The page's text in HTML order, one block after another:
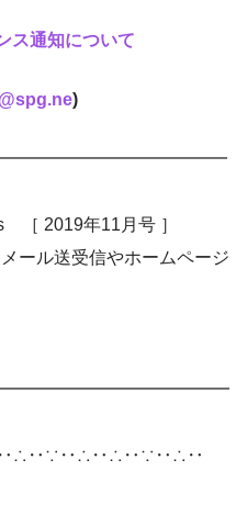
ス通知について
)
2019年11月号 ］
ール送受信やホームページ